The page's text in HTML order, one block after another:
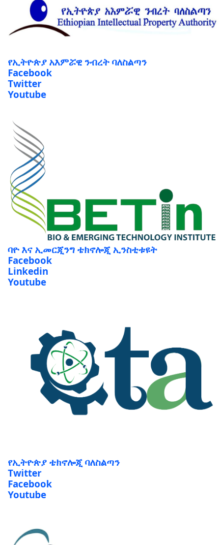
የኢትዮጵያ አእምሯዊ ንብረት ባለስልጣን
Facebook
Twitter
Youtube
ባዮ እና ኢመርጂንግ ቴክኖሎጂ ኢንስቲቱዩት
Facebook
Linkedin
Youtube
የኢትዮጵያ ቴክኖሎጂ ባለስልጣን
Twitter
Facebook
Youtube